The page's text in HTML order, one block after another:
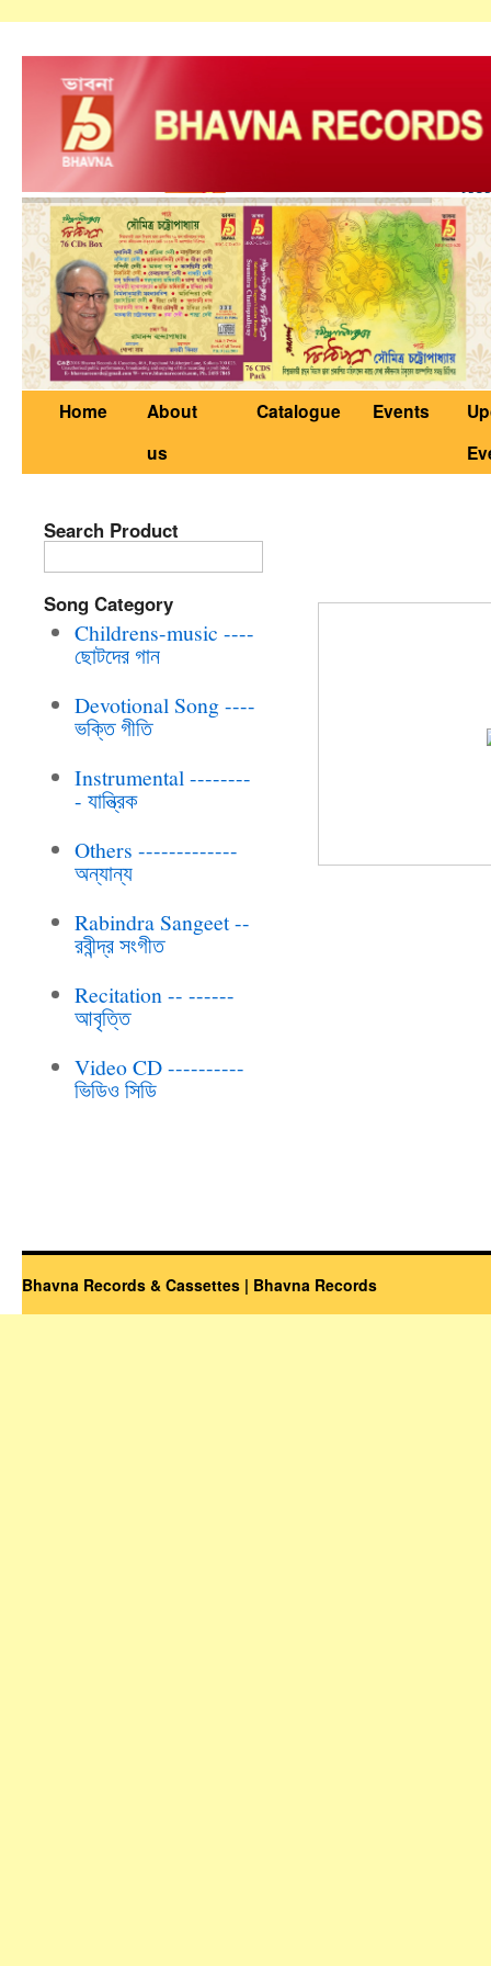
Home
About
us
Catalogue Events
Search Product
Song Category
Childrens-music ----
ছোটদের গান
Devotional Song ----
ভক্তি গীতি
Instrumental --------
- যান্ত্রিক
Others -------------
অন্যান্য
Rabindra Sangeet --
রবীন্দ্র সংগীত
Recitation -- ------
আবৃত্তি
Video CD ----------
ভিডিও সিডি
Bhavna Records & Cassettes | Bhavna Records